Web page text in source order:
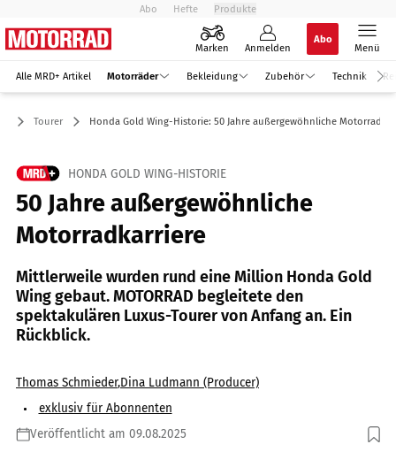
Abo Hefte Produkte
Marken Anmelden
Abo
Menü
Alle MRD+ Artikel Motorräder Bekleidung Zubehör Technik
Tourer Honda Gold Wing-Historie: 50 Jahre außergewöhnliche
HONDA GOLD WING-HISTORIE
50 Jahre außergewöhnliche
Motorradkarriere
Mittlerweile wurden rund eine Million Honda Gold
Wing gebaut. MOTORRAD begleitete den
spektakulären Luxus-Tourer von Anfang an. Ein
Rückblick.
Thomas Schmieder,Dina Ludmann (Producer)
exklusiv für Abonnenten
Veröffentlicht am 09.08.2025